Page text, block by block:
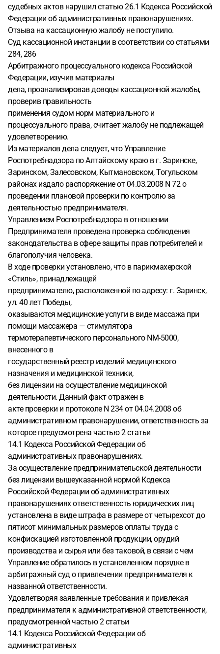
судебных актов нарушил статью 26.1 Кодекса Российской
Федерации об административных правонарушениях.
Отзыва на кассационную жалобу не поступило.
Суд кассационной инстанции в соответствии со статьями
284, 286
Арбитражного процессуального кодекса Российской
Федерации, изучив материалы
дела, проанализировав доводы кассационной жалобы,
проверив правильность
применения судом норм материального и
процессуального права, считает жалобу не подлежащей
удовлетворению.
Из материалов дела следует, что Управление
Роспотребнадзора по Алтайскому краю в г. Заринске,
Заринском, Залесовском, Кытмановском, Тогульском
районах издало распоряжение от 04.03.2008 N 72 о
проведении плановой проверки по контролю за
деятельностью предпринимателя.
Управлением Роспотребнадзора в отношении
Предпринимателя проведена проверка соблюдения
законодательства в сфере защиты прав потребителей и
благополучия человека.
В ходе проверки установлено, что в парикмахерской
«Стиль», принадлежащей
предпринимателю, расположенной по адресу: г. Заринск,
ул. 40 лет Победы,
оказываются медицинские услуги в виде массажа при
помощи массажера — стимулятора
термотерапевтического персонального NM-5000,
внесенного в
государственный реестр изделий медицинского
назначения и медицинской техники,
без лицензии на осуществление медицинской
деятельности. Данный факт отражен в
акте проверки и протоколе N 234 от 04.04.2008 об
административном правонарушении, ответственность за
которое предусмотрена частью 2 статьи
14.1 Кодекса Российской Федерации об
административных правонарушениях.
За осуществление предпринимательской деятельности
без лицензии вышеуказанной нормой Кодекса
Российской Федерации об административных
правонарушениях ответственность юридических лиц
установлена в виде штрафа в размере от четырехсот до
пятисот минимальных размеров оплаты труда с
конфискацией изготовленной продукции, орудий
производства и сырья или без таковой, в связи с чем
Управление обратилось в установленном порядке в
арбитражный суд о привлечении предпринимателя к
названной ответственности.
Удовлетворяя заявленные требования и привлекая
предпринимателя к административной ответственности,
предусмотренной частью 2 статьи
14.1 Кодекса Российской Федерации об
административных